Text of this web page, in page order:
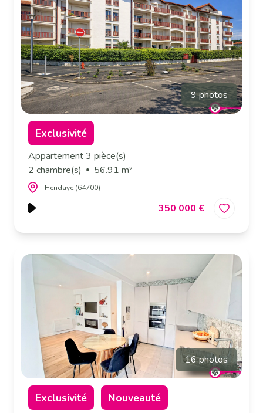
9 photos
Exclusivité
Appartement 3 pièce(s)
2 chambre(s)
56.91 m²
Hendaye (64700)
350 000 €
16 photos
Exclusivité Nouveauté